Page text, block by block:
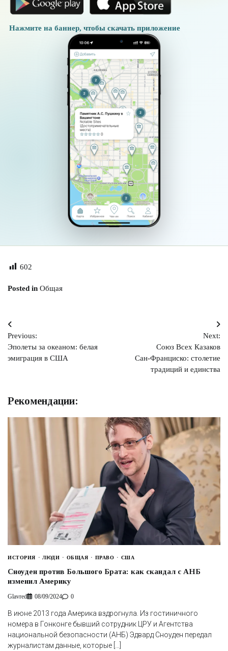
Нажмите на баннер, чтобы скачать приложение
602
Posted in Общая
Навигация
по
записям
Previous:
Эполеты за океаном: белая
эмиграция в США
Next:
Союз Всех Казаков
Сан‑Франциско: столетие
традиций и единства
Рекомендации:
ИСТОРИЯ ЛЮДИ ОБЩАЯ ПРАВО США
Сноуден против Большого Брата: как скандал с АНБ
изменил Америку
Glavred 08/09/2024 0
В июне 2013 года Америка вздрогнула. Из гостиничного
номера в Гонконге бывший сотрудник ЦРУ и Агентства
национальной безопасности (АНБ) Эдвард Сноуден передал
журналистам данные, которые […]